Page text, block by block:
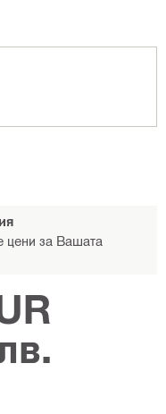
цени за Вашата